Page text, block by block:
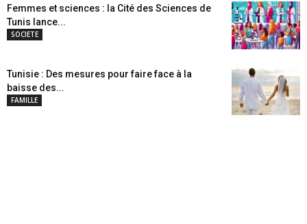
Femmes et sciences : la Cité des Sciences de
Tunis lance...
SOCIETE
Tunisie : Des mesures pour faire face à la
baisse des...
FAMILLE